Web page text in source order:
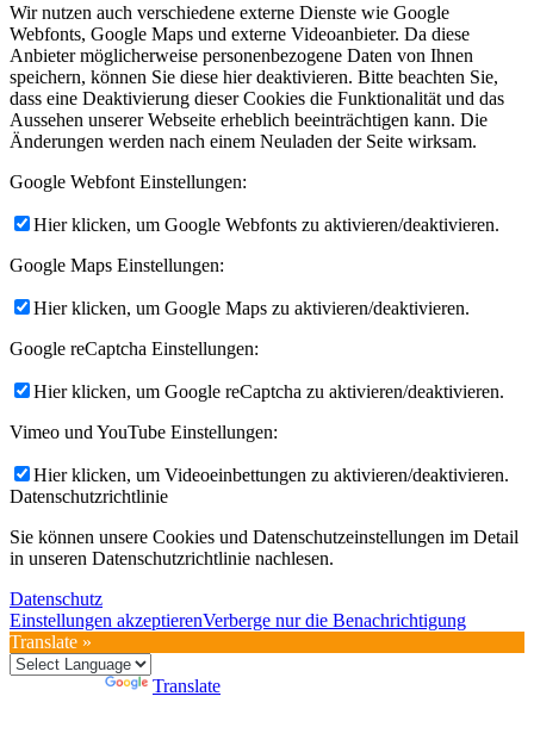
Wir nutzen auch verschiedene externe Dienste wie Google
Webfonts, Google Maps und externe Videoanbieter. Da diese
Anbieter möglicherweise personenbezogene Daten von Ihnen
speichern, können Sie diese hier deaktivieren. Bitte beachten Sie,
dass eine Deaktivierung dieser Cookies die Funktionalität und das
Aussehen unserer Webseite erheblich beeinträchtigen kann. Die
Änderungen werden nach einem Neuladen der Seite wirksam.
Google Webfont Einstellungen:
Hier klicken, um Google Webfonts zu aktivieren/deaktivieren.
Google Maps Einstellungen:
Hier klicken, um Google Maps zu aktivieren/deaktivieren.
Google reCaptcha Einstellungen:
Hier klicken, um Google reCaptcha zu aktivieren/deaktivieren.
Vimeo und YouTube Einstellungen:
Hier klicken, um Videoeinbettungen zu aktivieren/deaktivieren.
Datenschutzrichtlinie
Sie können unsere Cookies und Datenschutzeinstellungen im Detail
in unseren Datenschutzrichtlinie nachlesen.
Datenschutz
Einstellungen akzeptierenVerberge nur die Benachrichtigung
Translate »
Translate